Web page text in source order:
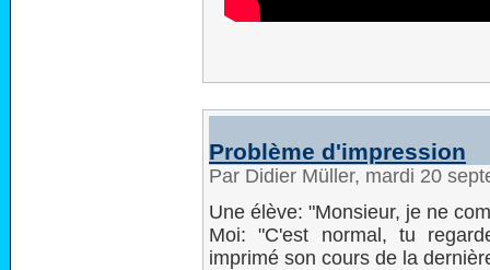
Problème d'impression
Par Didier Müller, mardi 20
Une élève: "Monsieur, je ne
Moi: "C'est normal, tu
imprimé son cours de la